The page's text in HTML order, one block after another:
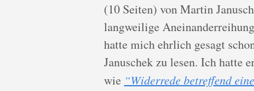
(10 Seiten) von Martin
langweilige
hatte mich ehrlich gesagt
Januschek zu lesen. Ich hatte
wie “Widerrede betreffend